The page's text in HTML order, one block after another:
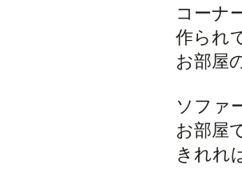
コーナ
作られ
お部屋
ソファ
お部屋
きれれ